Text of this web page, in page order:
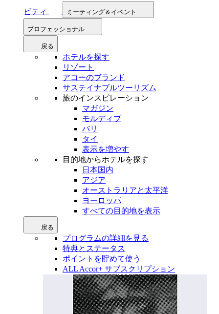
ビティ
ミーティング＆イベント
プロフェッショナル
戻る
ホテルを探す
リゾート
アコーのブランド
サステイナブルツーリズム
旅のインスピレーション
マガジン
モルディブ
バリ
タイ
表示を増やす
目的地からホテルを探す
日本国内
アジア
オーストラリアと太平洋
ヨーロッパ
すべての目的地を表示
戻る
プログラムの詳細を見る
特典とステータス
ポイントを貯めて使う
ALL Accor+ サブスクリプション